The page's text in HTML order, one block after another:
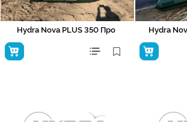
Hydra Nova PLUS 350 Про Hydra